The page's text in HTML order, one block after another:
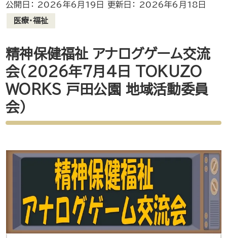
公開日： 2026年6月19日 更新日： 2026年6月18日
医療・福祉
精神保健福祉 アナログゲーム交流
会（2026年7月4日 TOKUZO
WORKS 戸田公園 地域活動委員
会）